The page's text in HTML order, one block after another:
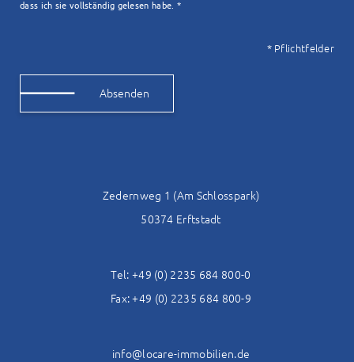
dass ich sie vollständig gelesen habe. *
* Pflichtfelder
Zedernweg 1 (Am Schlosspark)
50374 Erftstadt
Tel: +49 (0) 2235 684 800-0
Fax: +49 (0) 2235 684 800-9
info@locare-immobilien.de